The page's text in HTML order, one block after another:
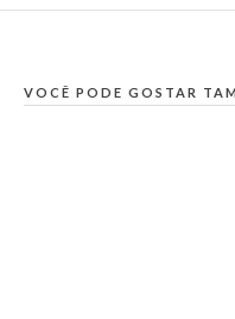
VOCÊ PODE GOSTAR